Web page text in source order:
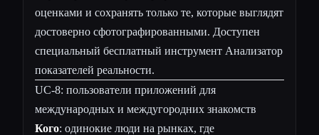
оценками и сохранять только те, которые выглядят
достоверно сфотографированными. Доступен
специальный бесплатный инструмент Анализатор
показателей реальности.
UC-8: пользователи приложений для
международных и междугородних знакомств
Кого: одинокие люди на рынках, где